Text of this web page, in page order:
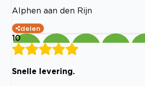
Alphen aan den Rijn
delen
10
Snelle levering.